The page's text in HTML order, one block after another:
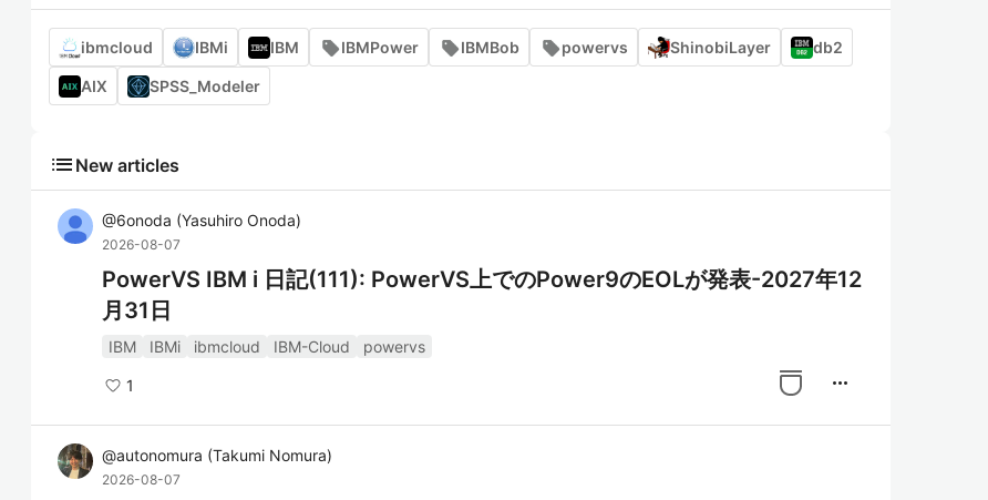
ibmcloud IBMi IBM IBMPower IBMBob powervs ShinobiLayer db2
AIX SPSS_Modeler
list New articles
@6onoda (Yasuhiro Onoda)
2026-08-07
PowerVS IBM i 日記(111): PowerVS上でのPower9のEOLが発表-2027年12
月31日
IBM IBMi ibmcloud IBM-Cloud powervs
1 more_horiz
@autonomura (Takumi Nomura)
2026-08-07